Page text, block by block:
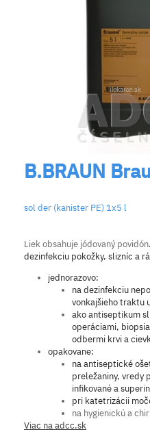
B.BRAUN
sol der (kanister PE) 1x5 l
Liek obsahuje jódovaný povidón
dezinfekciu pokožky, slizníc a
jednorazovo:
na dezinfekciu
vonkajšieho traktu
ako antiseptikum
operáciami,
odbermi krvi a
opakovane:
na antiseptické
preležaniny, vredy
infikované a
pri katetrizácii
na hygienickú a
Viac na adcc.sk